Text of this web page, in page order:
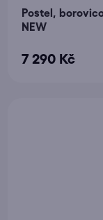
Postel,
NEW
7 290 Kč